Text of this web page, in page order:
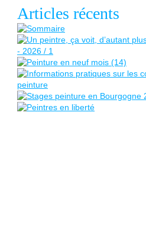
Articles récents